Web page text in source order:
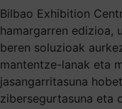
Bilbao Exhibition
hamargarren edizioa,
beren soluzioak
mantentze-lanak eta
jasangarritasuna
zibersegurtasuna eta